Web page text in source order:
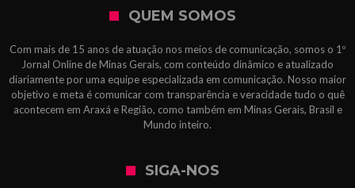
QUEM SOMOS
Com mais de 15 anos de atuação nos meios de comunicação, somos o 1º
Jornal Online de Minas Gerais, com conteúdo dinâmico e atualizado
diariamente por uma equipe especializada em comunicação. Nosso maior
objetivo e meta é comunicar com transparência e veracidade tudo o quê
acontecem em Araxá e Região, como também em Minas Gerais, Brasil e
Mundo inteiro.
SIGA-NOS